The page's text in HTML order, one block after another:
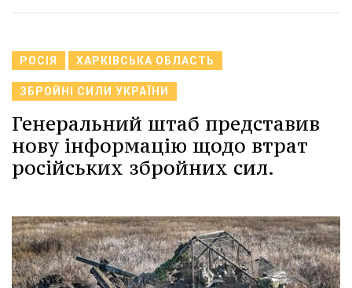
РОСІЯ ХАРКІВСЬКА ОБЛАСТЬ
ЗБРОЙНІ СИЛИ УКРАЇНИ
Генеральний штаб представив
нову інформацію щодо втрат
російських збройних сил.